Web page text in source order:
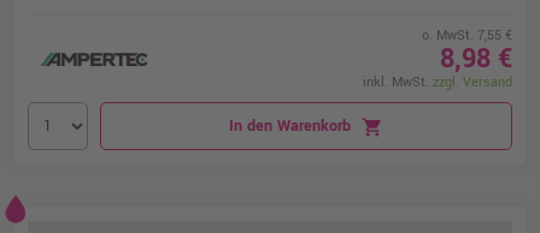
o. MwSt. 7,55 €
8,98 €
inkl. MwSt. zzgl. Versand
In den Warenkorb shopping_cart